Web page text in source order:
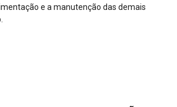
e a manutenção das demais